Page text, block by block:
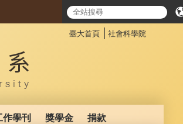
臺大首頁 社會科學院
學刊 獎學金 捐款